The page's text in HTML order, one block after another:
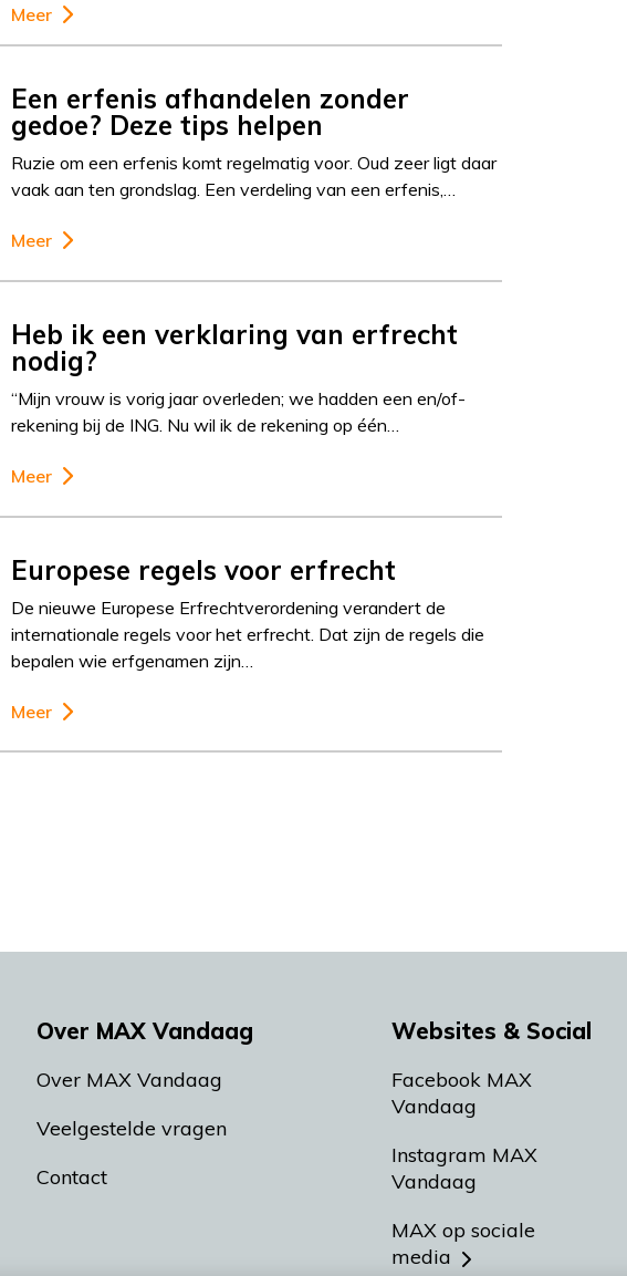
Meer
Een erfenis afhandelen zonder
gedoe? Deze tips helpen
Ruzie om een erfenis komt regelmatig voor. Oud zeer ligt daar
vaak aan ten grondslag. Een verdeling van een erfenis,…
Meer
Heb ik een verklaring van erfrecht
nodig?
“Mijn vrouw is vorig jaar overleden; we hadden een en/of-
rekening bij de ING. Nu wil ik de rekening op één…
Meer
Europese regels voor erfrecht
De nieuwe Europese Erfrechtverordening verandert de
internationale regels voor het erfrecht. Dat zijn de regels die
bepalen wie erfgenamen zijn…
Meer
Over MAX Vandaag
Over MAX Vandaag
Veelgestelde vragen
Contact
Websites & Social
Facebook MAX
Vandaag
Instagram MAX
Vandaag
MAX op sociale
media